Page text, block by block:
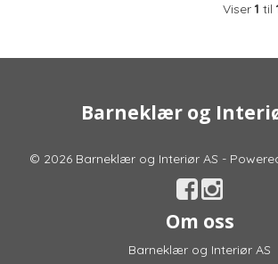
Viser 1 til
Barneklær og
© 2026 Barneklær og Interiør AS -
Om oss
Barneklær og Interiør AS